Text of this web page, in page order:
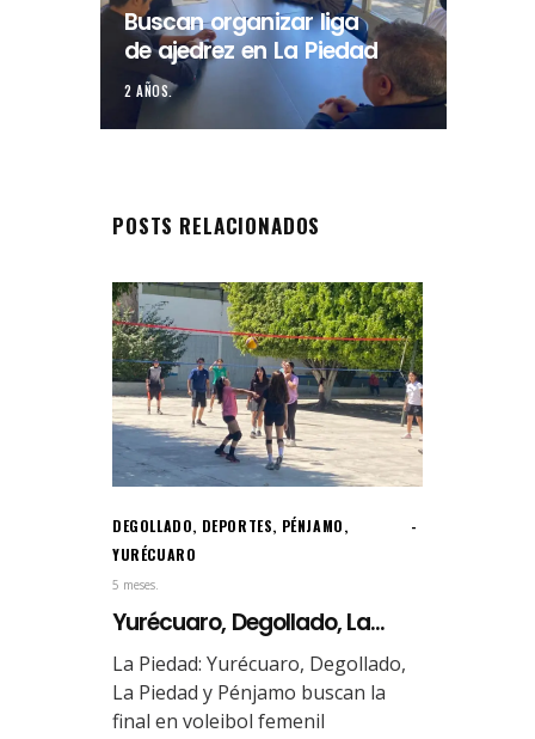
Buscan organizar liga
de ajedrez en La Piedad
2 AÑOS.
POSTS RELACIONADOS
DEGOLLADO, DEPORTES, PÉNJAMO,
YURÉCUARO
5 meses.
Yurécuaro, Degollado, La...
La Piedad: Yurécuaro, Degollado,
La Piedad y Pénjamo buscan la
final en voleibol femenil